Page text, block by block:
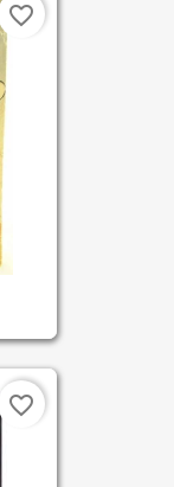
favorite_border
favorite_border